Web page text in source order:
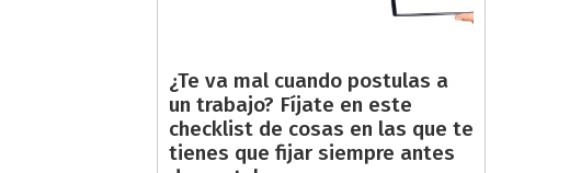
¿Te va mal cuando postulas a
un trabajo? Fíjate en este
checklist de cosas en las que te
tienes que fijar siempre antes